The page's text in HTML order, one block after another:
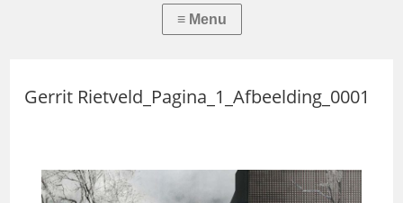
Gerrit Rietveld_Pagina_1_Afbeelding_0001